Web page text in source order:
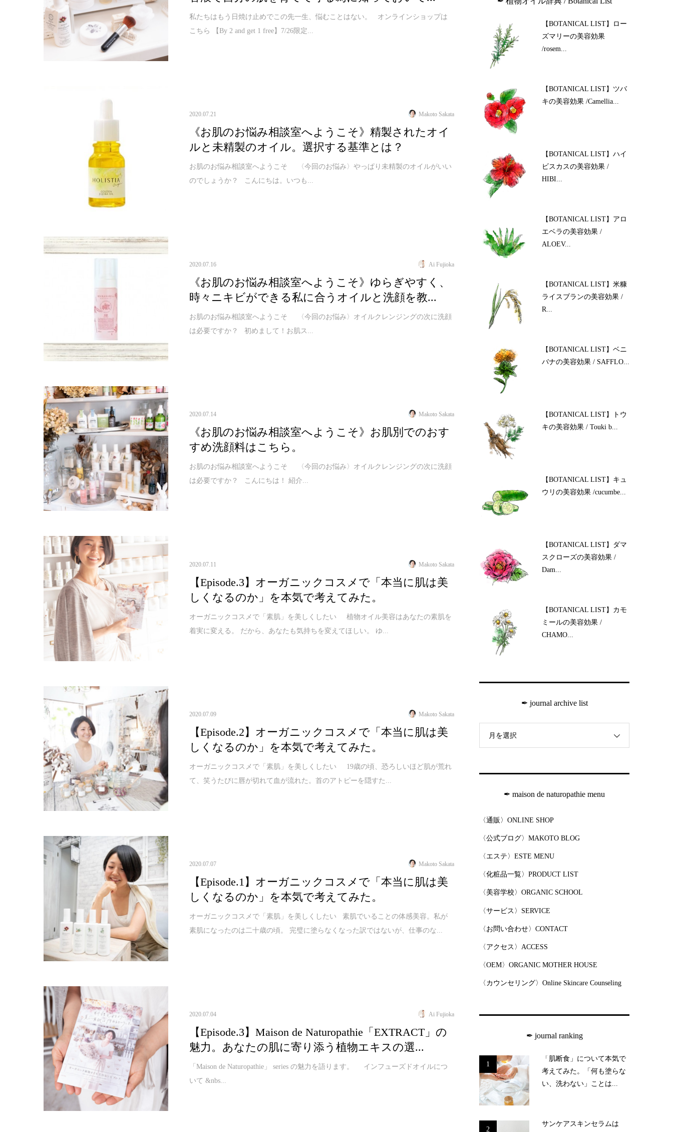
私たちはもう日焼け止めでこの先一生、悩むことはない。 オンラインショップは
こちら 【By 2 and get 1 free】7/26限定...
2020.07.21 Makoto Sakata
《お肌のお悩み相談室へようこそ》精製されたオイ
ルと未精製のオイル。選択する基準とは？
お肌のお悩み相談室へようこそ 〈今回のお悩み〉やっぱり未精製のオイルがいい
のでしょうか？ こんにちは。いつも...
2020.07.16 Ai Fujioka
《お肌のお悩み相談室へようこそ》ゆらぎやすく、
時々ニキビができる私に合うオイルと洗顔を教...
お肌のお悩み相談室へようこそ 〈今回のお悩み〉オイルクレンジングの次に洗顔
は必要ですか？ 初めまして！お肌ス...
2020.07.14 Makoto Sakata
《お肌のお悩み相談室へようこそ》お肌別でのおす
すめ洗顔料はこちら。
お肌のお悩み相談室へようこそ 〈今回のお悩み〉オイルクレンジングの次に洗顔
は必要ですか？ こんにちは！ 紹介...
2020.07.11 Makoto Sakata
【Episode.3】オーガニックコスメで「本当に肌は美
しくなるのか」を本気で考えてみた。
オーガニックコスメで「素肌」を美しくしたい 植物オイル美容はあなたの素肌を
着実に変える。 だから、あなたも気持ちを変えてほしい。 ゆ...
2020.07.09 Makoto Sakata
【Episode.2】オーガニックコスメで「本当に肌は美
しくなるのか」を本気で考えてみた。
オーガニックコスメで「素肌」を美しくしたい 19歳の頃、恐ろしいほど肌が荒れ
て、笑うたびに唇が切れて血が流れた。首のアトピーを隠すた...
2020.07.07 Makoto Sakata
【Episode.1】オーガニックコスメで「本当に肌は美
しくなるのか」を本気で考えてみた。
オーガニックコスメで「素肌」を美しくしたい 素肌でいることの体感美容。私が
素肌になったのは二十歳の頃。 完璧に塗らなくなった訳ではないが、仕事のな...
2020.07.04 Ai Fujioka
【Episode.3】Maison de Naturopathie「EXTRACT」の
魅力。あなたの肌に寄り添う植物エキスの選...
「Maison de Naturopathie」 series の魅力を語ります。 インフューズドオイルにつ
いて &nbs...
【BOTANICAL LIST】ロー
ズマリーの美容効果
/rosem...
【BOTANICAL LIST】ツバ
キの美容効果 /Camellia...
【BOTANICAL LIST】ハイ
ビスカスの美容効果 /
HIBI...
【BOTANICAL LIST】アロ
エベラの美容効果 /
ALOEV...
【BOTANICAL LIST】米糠
ライスブランの美容効果 /
R...
【BOTANICAL LIST】ベニ
バナの美容効果 / SAFFLO...
【BOTANICAL LIST】トウ
キの美容効果 / Touki b...
【BOTANICAL LIST】キュ
ウリの美容効果 /cucumbe...
【BOTANICAL LIST】ダマ
スクローズの美容効果 /
Dam...
【BOTANICAL LIST】カモ
ミールの美容効果 /
CHAMO...
✒︎ journal archive list
月を選択
✒︎ maison de naturopathie menu
〈通販〉ONLINE SHOP
〈公式ブログ〉MAKOTO BLOG
〈エステ〉ESTE MENU
〈化粧品一覧〉PRODUCT LIST
〈美容学校〉ORGANIC SCHOOL
〈サービス〉SERVICE
〈お問い合わせ〉CONTACT
〈アクセス〉ACCESS
〈OEM〉ORGANIC MOTHER HOUSE
〈カウンセリング〉Online Skincare Counseling
✒︎ journal ranking
1
「肌断食」について本気で
考えてみた。「何も塗らな
い、洗わない」ことは...
2
サンケアスキンセラムは